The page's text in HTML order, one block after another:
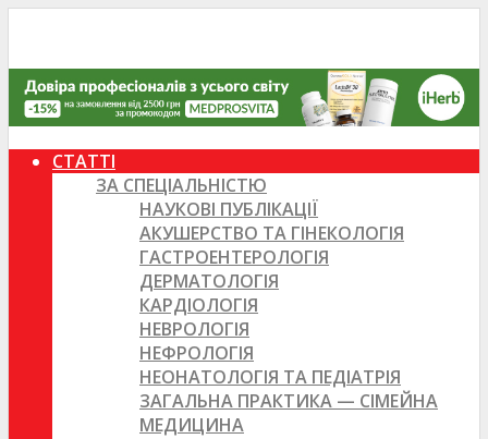
СТАТТІ
ЗА СПЕЦІАЛЬНІСТЮ
НАУКОВІ ПУБЛІКАЦІЇ
АКУШЕРСТВО ТА ГІНЕКОЛОГІЯ
ГАСТРОЕНТЕРОЛОГІЯ
ДЕРМАТОЛОГІЯ
КАРДІОЛОГІЯ
НЕВРОЛОГІЯ
НЕФРОЛОГІЯ
НЕОНАТОЛОГІЯ ТА ПЕДІАТРІЯ
ЗАГАЛЬНА ПРАКТИКА — СІМЕЙНА
МЕДИЦИНА